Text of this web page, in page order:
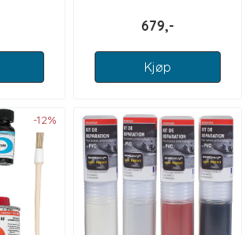
679,-
Kjøp
-12%